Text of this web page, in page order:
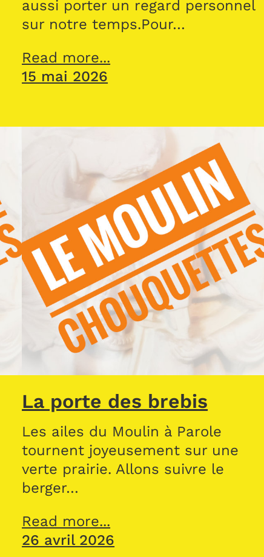
aussi porter un regard personnel
sur notre temps.Pour…
Read more...
15 mai 2026
La porte des brebis
Les ailes du Moulin à Parole
tournent joyeusement sur une
verte prairie. Allons suivre le
berger…
Read more...
26 avril 2026